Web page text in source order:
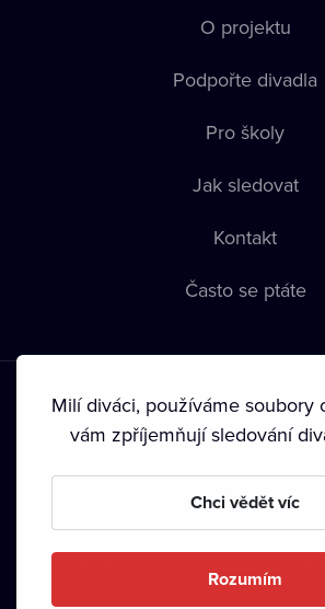
O projektu
Podpořte divadla
Pro školy
Jak sledovat
Kontakt
Často se ptáte
Podmínky používání • Ochrana soukromí •
• Autorská práva•
Milí diváci, používáme soubory
vám zpříjemňují sledování
Chci vědět víc
Rozumím